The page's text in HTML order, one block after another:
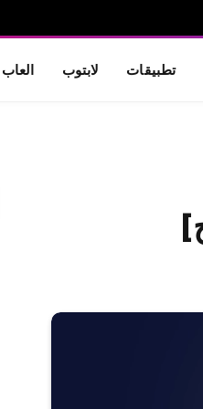
تطبيقات لابتوب العاب